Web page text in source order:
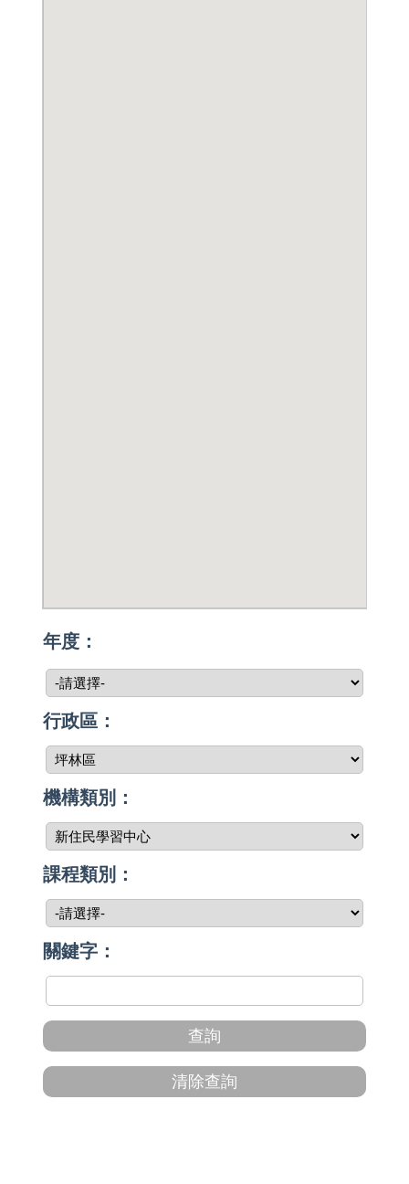
年度：
行政區：
機構類別：
課程類別：
關鍵字：